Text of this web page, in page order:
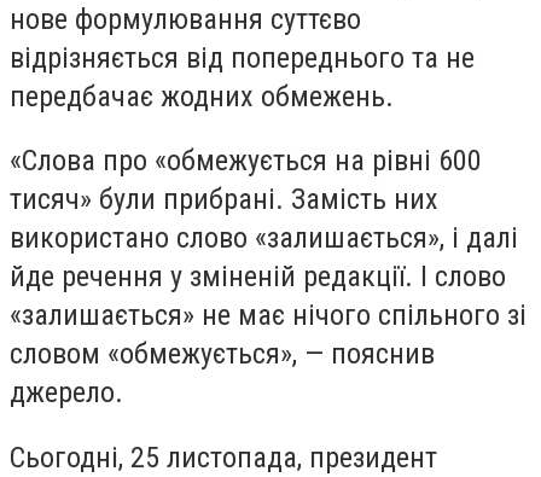
нове формулювання суттєво
відрізняється від попереднього та не
передбачає жодних обмежень.
«Слова про «обмежується на рівні 600
тисяч» були прибрані. Замість них
використано слово «залишається», і далі
йде речення у зміненій редакції. І слово
«залишається» не має нічого спільного зі
словом «обмежується», — пояснив
джерело.
Сьогодні, 25 листопада, президент